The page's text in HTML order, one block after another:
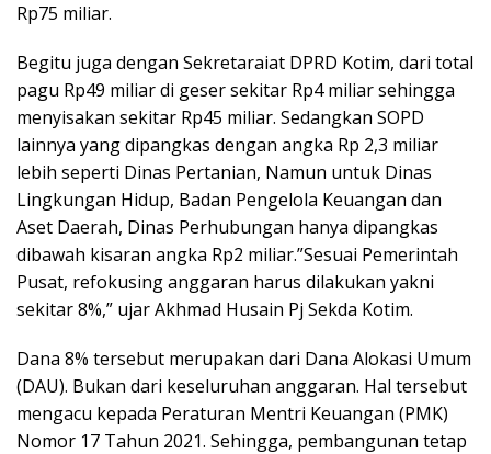
Rp75 miliar.
Begitu juga dengan Sekretaraiat DPRD Kotim, dari total
pagu Rp49 miliar di geser sekitar Rp4 miliar sehingga
menyisakan sekitar Rp45 miliar. Sedangkan SOPD
lainnya yang dipangkas dengan angka Rp 2,3 miliar
lebih seperti Dinas Pertanian, Namun untuk Dinas
Lingkungan Hidup, Badan Pengelola Keuangan dan
Aset Daerah, Dinas Perhubungan hanya dipangkas
dibawah kisaran angka Rp2 miliar.”Sesuai Pemerintah
Pusat, refokusing anggaran harus dilakukan yakni
sekitar 8%,” ujar Akhmad Husain Pj Sekda Kotim.
Dana 8% tersebut merupakan dari Dana Alokasi Umum
(DAU). Bukan dari keseluruhan anggaran. Hal tersebut
mengacu kepada Peraturan Mentri Keuangan (PMK)
Nomor 17 Tahun 2021. Sehingga, pembangunan tetap